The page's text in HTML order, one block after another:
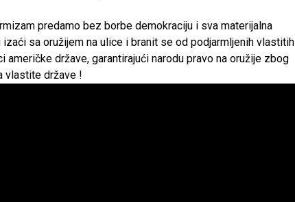
predamo bez borbe demokraciju i sva materijalna
sa oružijem na ulice i branit se od podjarmljenih vlastitih
države, garantirajući narodu pravo na oružije zbog
vlastite države !